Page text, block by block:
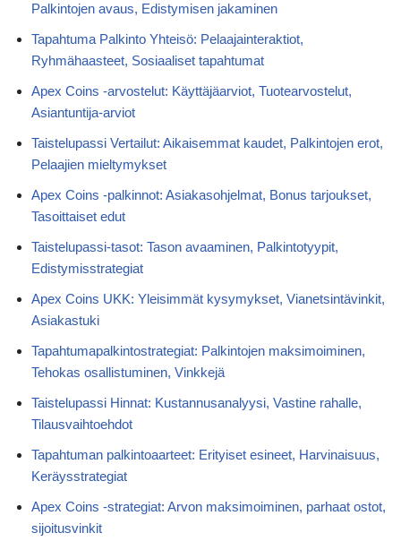
Palkintojen avaus, Edistymisen jakaminen
Tapahtuma Palkinto Yhteisö: Pelaajainteraktiot,
Ryhmähaasteet, Sosiaaliset tapahtumat
Apex Coins -arvostelut: Käyttäjäarviot, Tuotearvostelut,
Asiantuntija-arviot
Taistelupassi Vertailut: Aikaisemmat kaudet, Palkintojen erot,
Pelaajien mieltymykset
Apex Coins -palkinnot: Asiakasohjelmat, Bonus tarjoukset,
Tasoittaiset edut
Taistelupassi-tasot: Tason avaaminen, Palkintotyypit,
Edistymisstrategiat
Apex Coins UKK: Yleisimmät kysymykset, Vianetsintävinkit,
Asiakastuki
Tapahtumapalkintostrategiat: Palkintojen maksimoiminen,
Tehokas osallistuminen, Vinkkejä
Taistelupassi Hinnat: Kustannusanalyysi, Vastine rahalle,
Tilausvaihtoehdot
Tapahtuman palkintoaarteet: Erityiset esineet, Harvinaisuus,
Keräysstrategiat
Apex Coins -strategiat: Arvon maksimoiminen, parhaat ostot,
sijoitusvinkit